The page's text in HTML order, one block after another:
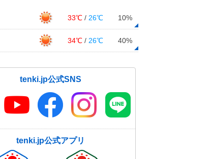
33℃ / 26℃ 10%
34℃ / 26℃ 40%
tenki.jp公式SNS
tenki.jp公式アプリ